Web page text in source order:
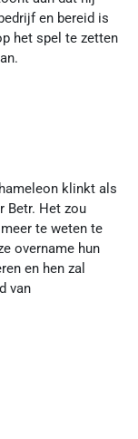
en bereid is
het spel te zetten
klinkt als
Betr. Het zou
te weten te
overname hun
en hen zal
van